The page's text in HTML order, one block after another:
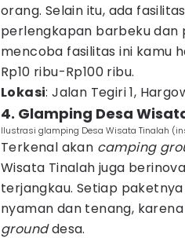
orang. Selain itu, ada
perlengkapan barbeku dan
mencoba fasilitas ini kamu
Rp10 ribu-Rp100 ribu.
Lokasi: Jalan Tegiri 1,
4. Glamping Desa
Ilustrasi glamping Desa Wisata Tinalah
Terkenal akan camping
Wisata Tinalah juga
terjangkau. Setiap
nyaman dan tenang,
grounddesa.